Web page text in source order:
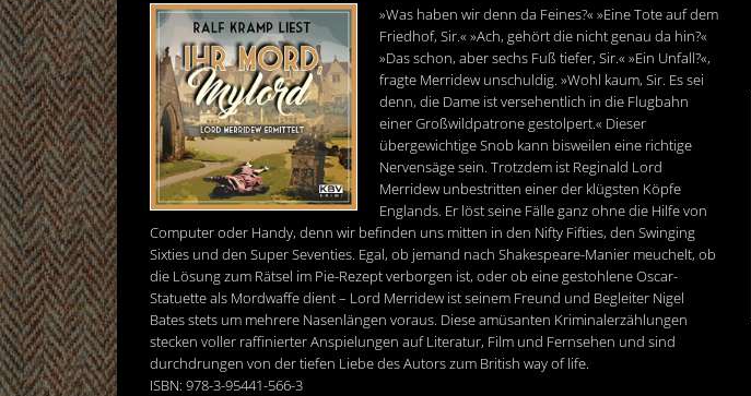
»Was haben wir denn da Feines?« »Eine Tote auf dem
Friedhof, Sir.« »Ach, gehört die nicht genau da hin?«
»Das schon, aber sechs Fuß tiefer, Sir.« »Ein Unfall?«,
fragte Merridew unschuldig. »Wohl kaum, Sir. Es sei
denn, die Dame ist versehentlich in die Flugbahn
einer Großwildpatrone gestolpert.« Dieser
übergewichtige Snob kann bisweilen eine richtige
Nervensäge sein. Trotzdem ist Reginald Lord
Merridew unbestritten einer der klügsten Köpfe
Englands. Er löst seine Fälle ganz ohne die Hilfe von
Computer oder Handy, denn wir befinden uns mitten in den Nifty Fifties, den Swinging
Sixties und den Super Seventies. Egal, ob jemand nach Shakespeare-Manier meuchelt, ob
die Lösung zum Rätsel im Pie-Rezept verborgen ist, oder ob eine gestohlene Oscar-
Statuette als Mordwaffe dient – Lord Merridew ist seinem Freund und Begleiter Nigel
Bates stets um mehrere Nasenlängen voraus. Diese amüsanten Kriminalerzählungen
stecken voller raffinierter Anspielungen auf Literatur, Film und Fernsehen und sind
durchdrungen von der tiefen Liebe des Autors zum British way of life.
ISBN: 978-3-95441-566-3